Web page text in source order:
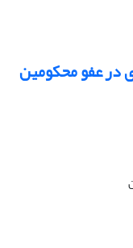
در عفو محکومین